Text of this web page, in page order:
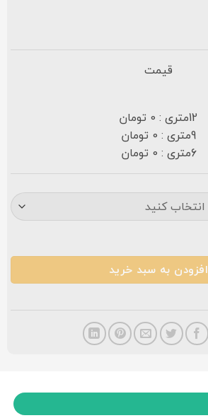
قیمت
12متری : 0 تومان
9متری : 0 تومان
6متری : 0 تومان
افزودن به سبد خرید